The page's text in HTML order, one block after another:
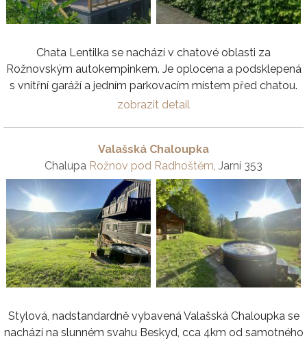
Chata Lentilka se nachází v chatové oblasti za
Rožnovským autokempinkem. Je oplocena a podsklepená
s vnitřní garáží a jedním parkovacím místem před chatou.
zobrazit detail
Valašská Chaloupka
Chalupa Rožnov pod Radhoštěm, Jarní 353
Stylová, nadstandardně vybavená Valašská Chaloupka se
nachází na slunném svahu Beskyd, cca 4km od samotného